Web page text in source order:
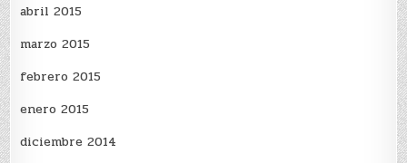
abril 2015
marzo 2015
febrero 2015
enero 2015
diciembre 2014